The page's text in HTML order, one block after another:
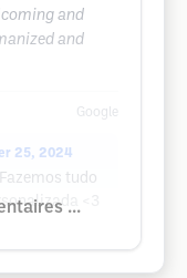
and
and
Google
25, 2024
tudo
<3
...